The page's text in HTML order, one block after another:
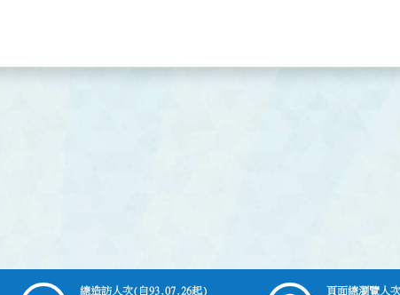
總造訪人次(自93.07.26起) 頁面總瀏覽人次